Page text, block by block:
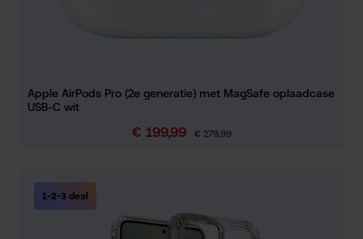
Apple AirPods Pro (2e generatie) met MagSafe oplaadcase
USB-C wit
Verkoopprijs:
€ 199,99 Normale prijs:
€ 279,99
1-2-3 deal